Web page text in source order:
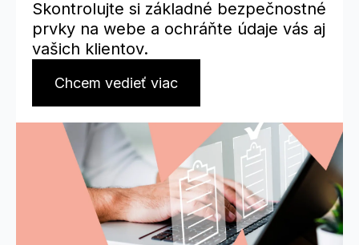
Skontrolujte si základné bezpečnostné
prvky na webe a ochráňte údaje vás aj
vašich klientov.
Chcem vedieť viac